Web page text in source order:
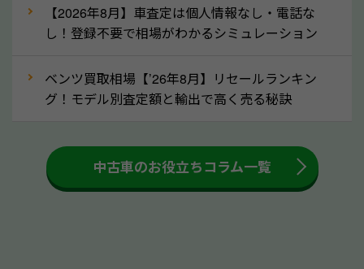
③自動車税の還付金の扱いについて確認し
車を廃車にすると、自動車税の還付金を受け取ること
付金をお客様に返還しない業者もあります。廃車査定
をする際には、自動車税の還付金の返還があるかどう
かを確認するようにしてください。山形県のソコカラ
【2026年8月】車査定は個人情報なし・電話な
し！登録不要で相場がわかるシミュレーション
ベンツ買取相場【’26年8月】リセールランキン
グ！モデル別査定額と輸出で高く売る秘訣
中古車のお役立ちコラム一覧